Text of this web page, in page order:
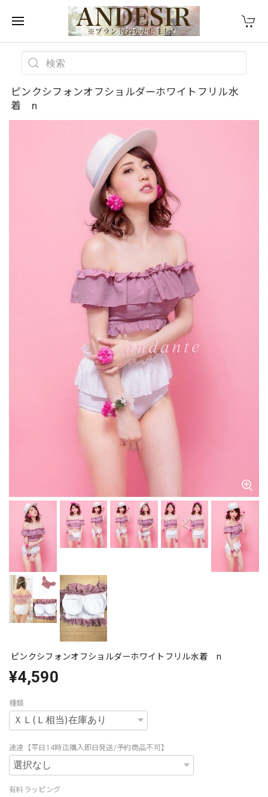
ピンクシフォンオフショルダーホワイトフリル水
着 n
ピンクシフォンオフショルダーホワイトフリル水着 n
¥4,590
種類
速達【平日14時迄購入即日発送/予約商品不可】
有料ラッピング